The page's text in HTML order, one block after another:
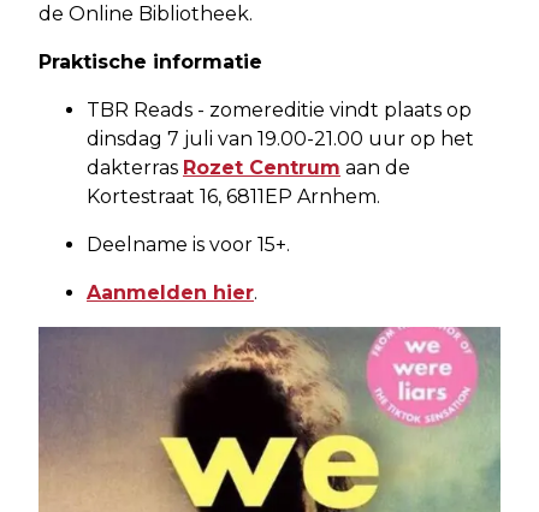
de Online Bibliotheek.
Praktische informatie
TBR Reads - zomereditie vindt plaats op
dinsdag 7 juli van 19.00-21.00 uur op het
dakterras Rozet Centrum aan de
Kortestraat 16, 6811EP Arnhem.
Deelname is voor 15+.
Aanmelden hier.